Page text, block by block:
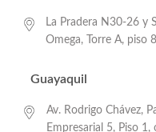
La Pradera N30-26 y
Omega, Torre A, piso
Guayaquil
Av. Rodrigo Chávez,
Empresarial 5, Piso